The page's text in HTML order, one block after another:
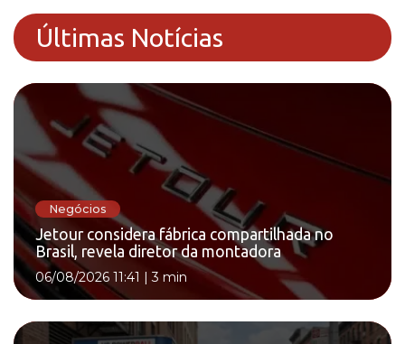
Últimas Notícias
Negócios
Jetour considera fábrica compartilhada no
Brasil, revela diretor da montadora
06/08/2026 11:41 |3 min